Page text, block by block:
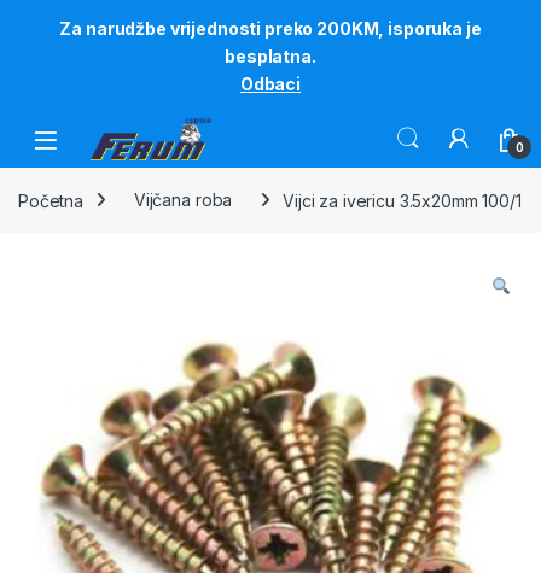
Za narudžbe vrijednosti preko 200KM, isporuka je
besplatna.
Odbaci
0
Početna Vijčana roba Vijci za ivericu 3.5x20mm 100/1